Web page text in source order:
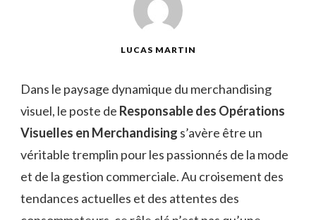
LUCAS MARTIN
Dans le paysage dynamique du merchandising
visuel, le poste de Responsable des Opérations
Visuelles en Merchandising s’avère être un
véritable tremplin pour les passionnés de la mode
et de la gestion commerciale. Au croisement des
tendances actuelles et des attentes des